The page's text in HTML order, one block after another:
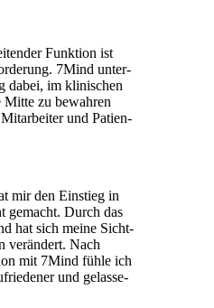
Funk­tion ist
7Mind unter­
dabei, im kli­ni­schen
zu bewah­ren
und Pati­en­
mir den Ein­stieg in
gemacht. Durch das
hat sich meine Sicht­
ver­än­dert. Nach
mit 7Mind fühle ich
und gelas­se­